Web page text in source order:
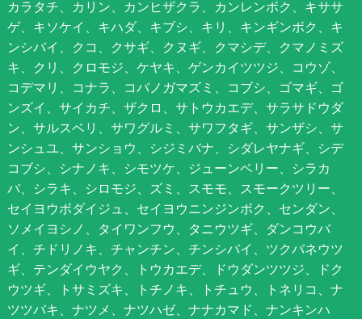
カラタチ、カリン、カンヒザクラ、カンレンボク、キササ
ゲ、キソケイ、キハダ、キブシ、キリ、キンギンボク、キ
ンシバイ、クコ、クサギ、クヌギ、クマシデ、クマノミズ
キ、クリ、クロモジ、ケヤキ、ゲンカイツツジ、コウゾ、
コデマリ、コナラ、コバノガマズミ、コブシ、ゴマギ、ゴ
ンズイ、サイカチ、ザクロ、サトウカエデ、サラサドウダ
ン、サルスベリ、サワグルミ、サワフタギ、サンザシ、サ
ンシュユ、サンショウ、シジミバナ、シダレヤナギ、シデ
コブシ、シナノキ、シモツケ、ジューンベリー、シラカ
バ、シラキ、シロモジ、ズミ、スモモ、スモークツリー、
セイヨウボダイジュ、セイヨウニンジンボク、センダン、
ソメイヨシノ、タイワンフウ、タニウツギ、ダンコウバ
イ、チドリノキ、チャンチン、チンシバイ、ツクバネウツ
ギ、テンダイウヤク、トウカエデ、ドウダンツツジ、ドク
ウツギ、トサミズキ、トチノキ、トチュウ、トネリコ、ナ
ツツバキ、ナツメ、ナツハゼ、ナナカマド、ナンキンハ